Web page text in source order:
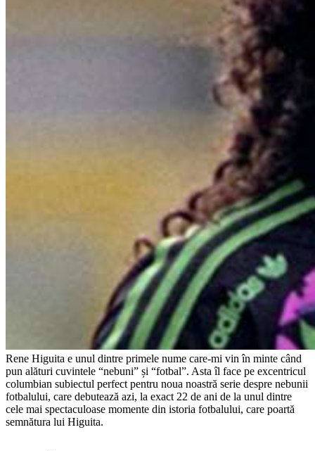
Rene Higuita e unul dintre primele nume care-mi vin în minte când
pun alături cuvintele “nebuni” și “fotbal”. Asta îl face pe excentricul
columbian subiectul perfect pentru noua noastră serie despre nebunii
fotbalului, care debutează azi, la exact 22 de ani de la unul dintre
cele mai spectaculoase momente din istoria fotbalului, care poartă
semnătura lui Higuita.